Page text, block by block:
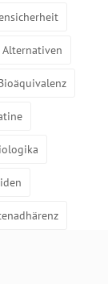
Alternativen